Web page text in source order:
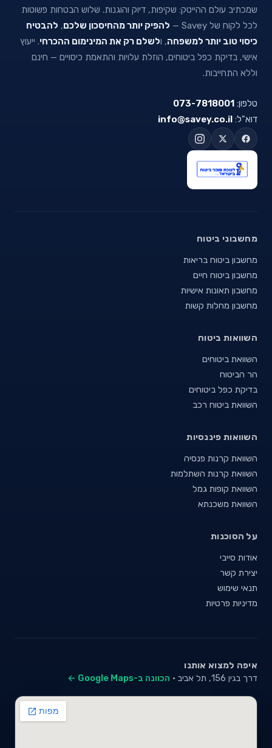
שמכתיב עולם ההייטק: שקיפות, דיוק והוגנות. שלוש הבטחות פשוטות
לכל לקוח של Savey —
להפיק יותר מהחיסכון שלכם, להבטיח
כיסוי טוב יותר למשפחה, ולשלם רק את המינימום ההכרחי. ייעוץ
אישי, בדיקת כפל ביטוחים, הוזלת עלויות והתאמת כיסויים — חינם
וללא התחייבות.
טלפון: 073-7818001
דוא"ל: info@savey.co.il
מחשבוני ביטוח
מחשבון ביטוח בריאות
מחשבון ביטוח חיים
מחשבון תאונות אישיות
מחשבון מחלות קשות
השוואות ביטוח
השוואת ביטוחים
הר הביטוח
בדיקת כפל ביטוחים
השוואת ביטוח רכב
השוואות פיננסיות
השוואת קרנות פנסיה
השוואת קרנות השתלמות
השוואת קופות גמל
השוואת משכנתא
על הסוכנות
אודות סייבי
יצירת קשר
תנאי שימוש
מדיניות פרטיות
איפה למצוא אותנו
דרך בגין 156, תל אביב · הכוונה ב-Google Maps ←